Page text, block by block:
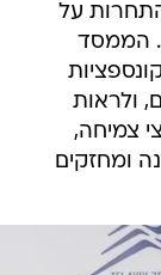
על
הממסד
ולראות
צמיחה,
ומחזקים